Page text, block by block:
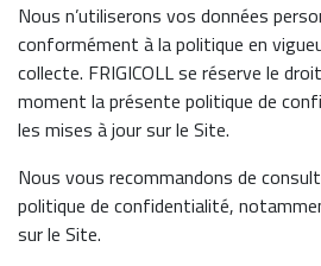
Nous n’utiliserons vos données
conformément à la politique en
collecte. FRIGICOLL se réserve le
moment la présente politique de
les mises à jour sur le Site.
Nous vous recommandons de
politique de confidentialité,
sur le Site.